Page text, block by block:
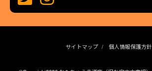
サイトマップ 個人情報保護方針